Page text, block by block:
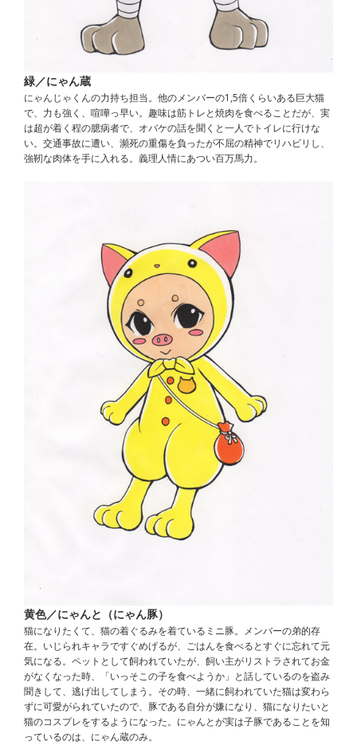
緑／にゃん蔵
にゃんじゃくんの力持ち担当。他のメンバーの1,5倍くらいある巨大猫
で、力も強く、喧嘩っ早い。趣味は筋トレと焼肉を食べることだが、実
は超が着く程の臆病者で、オバケの話を聞くと一人でトイレに行けな
い。交通事故に遭い、瀕死の重傷を負ったが不屈の精神でリハビリし、
強靭な肉体を手に入れる。義理人情にあつい百万馬力。
黄色／にゃんと（にゃん豚）
猫になりたくて、猫の着ぐるみを着ているミニ豚。メンバーの弟的存
在。いじられキャラですぐめげるが、ごはんを食べるとすぐに忘れて元
気になる。ペットとして飼われていたが、飼い主がリストラされてお金
がなくなった時、「いっそこの子を食べようか」と話しているのを盗み
聞きして、逃げ出してしまう。その時、一緒に飼われていた猫は変わら
ずに可愛がられていたので、豚である自分が嫌になり、猫になりたいと
猫のコスプレをするようになった。にゃんとが実は子豚であることを知
っているのは、にゃん蔵のみ。